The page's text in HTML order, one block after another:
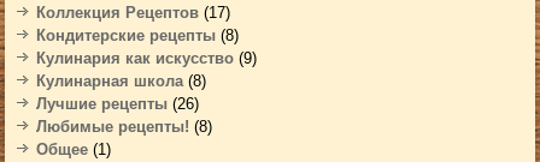
Коллекция Рецептов (17)
Кондитерские рецепты (8)
Кулинария как искусство (9)
Кулинарная школа(8)
Лучшие рецепты (26)
Любимые рецепты! (8)
Общее (1)